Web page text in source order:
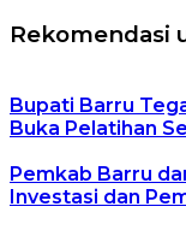
Rekomendasi
Bupati Barru
Buka Pelatihan
Pemkab Barru
Investasi dan